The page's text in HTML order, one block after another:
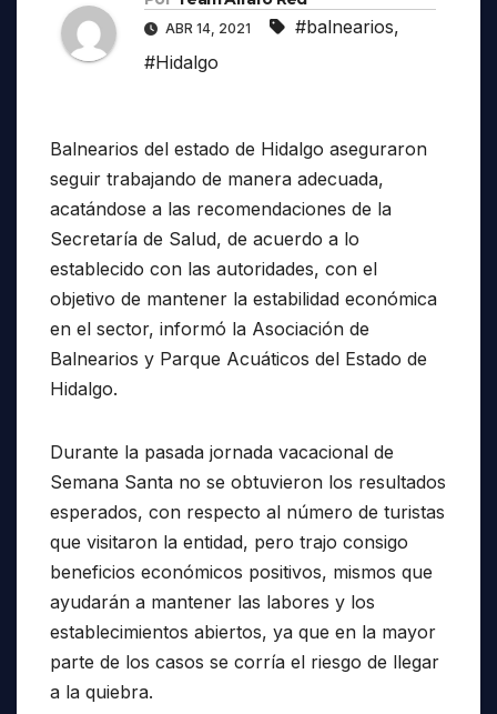
ABR 14, 2021 #balnearios,
#Hidalgo
Balnearios del estado de Hidalgo aseguraron
seguir trabajando de manera adecuada,
acatándose a las recomendaciones de la
Secretaría de Salud, de acuerdo a lo
establecido con las autoridades, con el
objetivo de mantener la estabilidad económica
en el sector, informó la Asociación de
Balnearios y Parque Acuáticos del Estado de
Hidalgo.
Durante la pasada jornada vacacional de
Semana Santa no se obtuvieron los resultados
esperados, con respecto al número de turistas
que visitaron la entidad, pero trajo consigo
beneficios económicos positivos, mismos que
ayudarán a mantener las labores y los
establecimientos abiertos, ya que en la mayor
parte de los casos se corría el riesgo de llegar
a la quiebra.